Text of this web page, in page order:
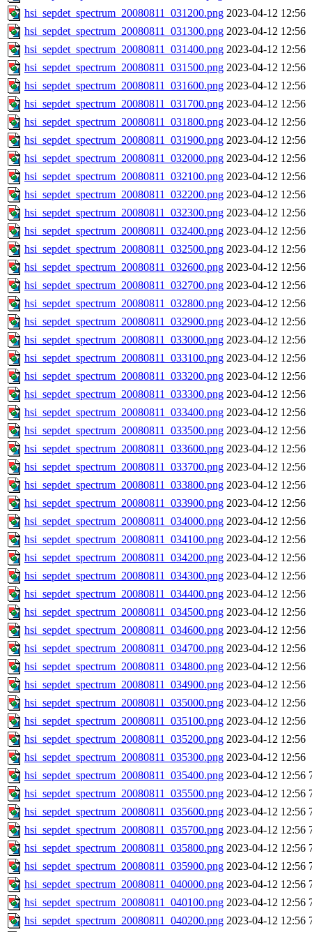
hsi_sepdet_spectrum_20080811_031200.png 2023-04-12 12:56
hsi_sepdet_spectrum_20080811_031300.png 2023-04-12 12:56
hsi_sepdet_spectrum_20080811_031400.png 2023-04-12 12:56
hsi_sepdet_spectrum_20080811_031500.png 2023-04-12 12:56
hsi_sepdet_spectrum_20080811_031600.png 2023-04-12 12:56
hsi_sepdet_spectrum_20080811_031700.png 2023-04-12 12:56
hsi_sepdet_spectrum_20080811_031800.png 2023-04-12 12:56
hsi_sepdet_spectrum_20080811_031900.png 2023-04-12 12:56
hsi_sepdet_spectrum_20080811_032000.png 2023-04-12 12:56
hsi_sepdet_spectrum_20080811_032100.png 2023-04-12 12:56
hsi_sepdet_spectrum_20080811_032200.png 2023-04-12 12:56
hsi_sepdet_spectrum_20080811_032300.png 2023-04-12 12:56
hsi_sepdet_spectrum_20080811_032400.png 2023-04-12 12:56
hsi_sepdet_spectrum_20080811_032500.png 2023-04-12 12:56
hsi_sepdet_spectrum_20080811_032600.png 2023-04-12 12:56
hsi_sepdet_spectrum_20080811_032700.png 2023-04-12 12:56
hsi_sepdet_spectrum_20080811_032800.png 2023-04-12 12:56
hsi_sepdet_spectrum_20080811_032900.png 2023-04-12 12:56
hsi_sepdet_spectrum_20080811_033000.png 2023-04-12 12:56
hsi_sepdet_spectrum_20080811_033100.png 2023-04-12 12:56
hsi_sepdet_spectrum_20080811_033200.png 2023-04-12 12:56
hsi_sepdet_spectrum_20080811_033300.png 2023-04-12 12:56
hsi_sepdet_spectrum_20080811_033400.png 2023-04-12 12:56
hsi_sepdet_spectrum_20080811_033500.png 2023-04-12 12:56
hsi_sepdet_spectrum_20080811_033600.png 2023-04-12 12:56
hsi_sepdet_spectrum_20080811_033700.png 2023-04-12 12:56
hsi_sepdet_spectrum_20080811_033800.png 2023-04-12 12:56
hsi_sepdet_spectrum_20080811_033900.png 2023-04-12 12:56
hsi_sepdet_spectrum_20080811_034000.png 2023-04-12 12:56
hsi_sepdet_spectrum_20080811_034100.png 2023-04-12 12:56
hsi_sepdet_spectrum_20080811_034200.png 2023-04-12 12:56
hsi_sepdet_spectrum_20080811_034300.png 2023-04-12 12:56
hsi_sepdet_spectrum_20080811_034400.png 2023-04-12 12:56
hsi_sepdet_spectrum_20080811_034500.png 2023-04-12 12:56
hsi_sepdet_spectrum_20080811_034600.png 2023-04-12 12:56
hsi_sepdet_spectrum_20080811_034700.png 2023-04-12 12:56
hsi_sepdet_spectrum_20080811_034800.png 2023-04-12 12:56
hsi_sepdet_spectrum_20080811_034900.png 2023-04-12 12:56
hsi_sepdet_spectrum_20080811_035000.png 2023-04-12 12:56
hsi_sepdet_spectrum_20080811_035100.png 2023-04-12 12:56
hsi_sepdet_spectrum_20080811_035200.png 2023-04-12 12:56
hsi_sepdet_spectrum_20080811_035300.png 2023-04-12 12:56
hsi_sepdet_spectrum_20080811_035400.png 2023-04-12 12:56
hsi_sepdet_spectrum_20080811_035500.png 2023-04-12 12:56
hsi_sepdet_spectrum_20080811_035600.png 2023-04-12 12:56
hsi_sepdet_spectrum_20080811_035700.png 2023-04-12 12:56
hsi_sepdet_spectrum_20080811_035800.png 2023-04-12 12:56
hsi_sepdet_spectrum_20080811_035900.png 2023-04-12 12:56
hsi_sepdet_spectrum_20080811_040000.png 2023-04-12 12:56
hsi_sepdet_spectrum_20080811_040100.png 2023-04-12 12:56
hsi_sepdet_spectrum_20080811_040200.png 2023-04-12 12:56